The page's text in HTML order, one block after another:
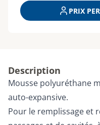
PRIX
Description
Mousse polyuréthane
auto-expansive.
Pour le remplissage et